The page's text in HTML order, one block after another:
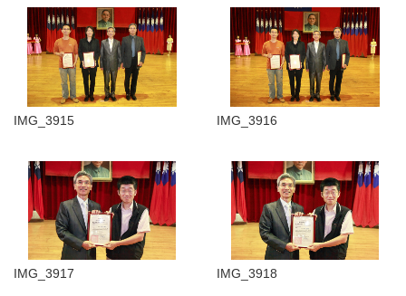
IMG_3915 IMG_3916
IMG_3917 IMG_3918